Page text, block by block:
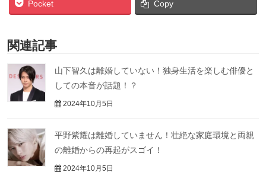
Pocket Copy
関連記事
山下智久は離婚していない！独身生活を楽しむ俳優と
しての本音が話題！？
2024年10月5日
平野紫耀は離婚していません！壮絶な家庭環境と両親
の離婚からの再起がスゴイ！
2024年10月5日